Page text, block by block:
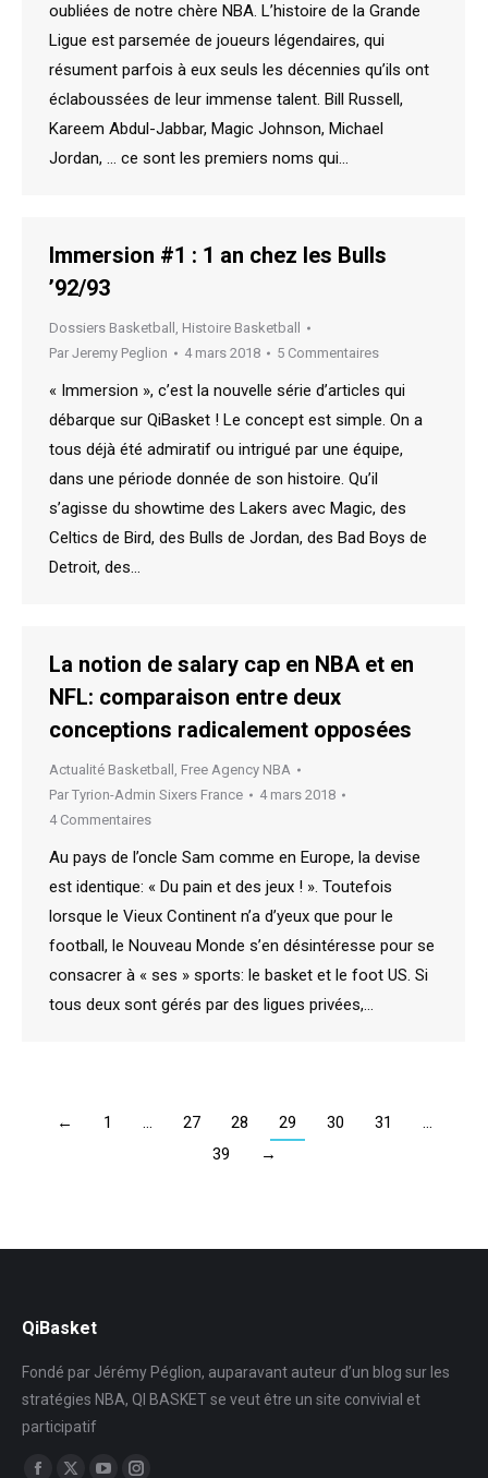
oubliées de notre chère NBA. L’histoire de la Grande
Ligue est parsemée de joueurs légendaires, qui
résument parfois à eux seuls les décennies qu’ils ont
éclaboussées de leur immense talent. Bill Russell,
Kareem Abdul-Jabbar, Magic Johnson, Michael
Jordan, … ce sont les premiers noms qui…
Immersion #1 : 1 an chez les Bulls
’92/93
Dossiers Basketball , Histoire Basketball
Par Jeremy Peglion 4 mars 2018 5 Commentaires
« Immersion », c’est la nouvelle série d’articles qui
débarque sur QiBasket ! Le concept est simple. On a
tous déjà été admiratif ou intrigué par une équipe,
dans une période donnée de son histoire. Qu’il
s’agisse du showtime des Lakers avec Magic, des
Celtics de Bird, des Bulls de Jordan, des Bad Boys de
Detroit, des…
La notion de salary cap en NBA et en
NFL: comparaison entre deux
conceptions radicalement opposées
Actualité Basketball , Free Agency NBA
Par Tyrion-Admin Sixers France
4 mars 2018
4 Commentaires
Au pays de l’oncle Sam comme en Europe, la devise
est identique: « Du pain et des jeux ! ». Toutefois
lorsque le Vieux Continent n’a d’yeux que pour le
football, le Nouveau Monde s’en désintéresse pour se
consacrer à « ses » sports: le basket et le foot US. Si
tous deux sont gérés par des ligues privées,…
← 1 … 27 28 29 30 31
…
39
→
QiBasket
Fondé par Jérémy Péglion, auparavant auteur d’un blog sur les
stratégies NBA, QI BASKET se veut être un site convivial et
participatif
Trouvez nous sur :